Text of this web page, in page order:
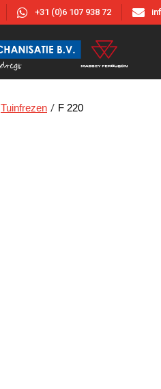
 +31 (0)6 107 938 72 
Tuinfrezen / F 220